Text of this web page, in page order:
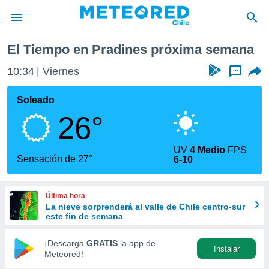
de
por
que se
calidad.
a este
las
y
forma
digital
basada
El Tiempo en Pradines próxima semana
10:34 Viernes ...
Soleado
26°
Sensación de 27°
UV4 Medio FPS
6-10
Última hora
La nieve sorprenderá al valle de Chile centro-sur
este fin de semana
¡Descarga GRATIS la app de
Meteored!
Instalar